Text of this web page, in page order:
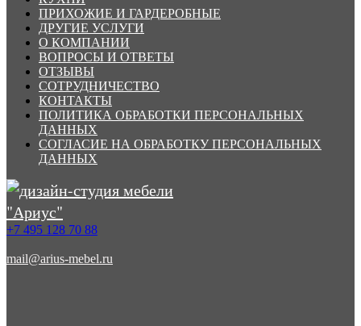
ПРИХОЖИЕ И ГАРДЕРОБНЫЕ
ДРУГИЕ УСЛУГИ
О КОМПАНИИ
ВОПРОСЫ И ОТВЕТЫ
ОТЗЫВЫ
СОТРУДНИЧЕСТВО
КОНТАКТЫ
ПОЛИТИКА ОБРАБОТКИ ПЕРСОНАЛЬНЫХ
ДАННЫХ
СОГЛАСИЕ НА ОБРАБОТКУ ПЕРСОНАЛЬНЫХ
ДАННЫХ
+7 495 128 70 88
mail@arius-mebel.ru